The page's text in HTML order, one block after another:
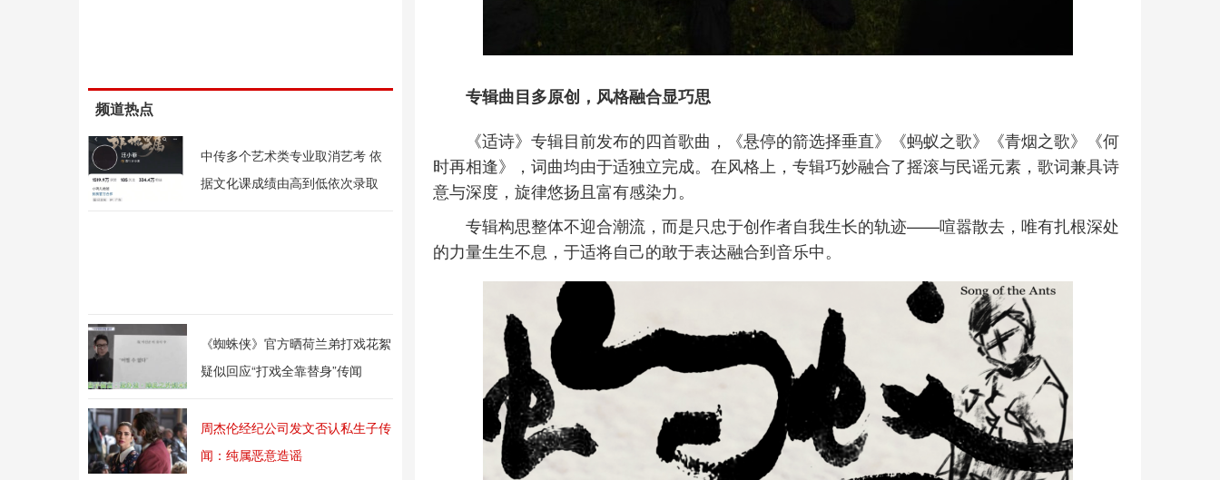
频道热点
中传多个艺术类专业取消艺考 依
据文化课成绩由高到低依次录取
《蜘蛛侠》官方晒荷兰弟打戏花絮
疑似回应“打戏全靠替身”传闻
周杰伦经纪公司发文否认私生子传
闻：纯属恶意造谣
专辑曲目多原创，风格融合显巧思
《适诗》专辑目前发布的四首歌曲，《悬停的箭选择垂直》《蚂蚁之歌》《青烟之歌》《何
时再相逢》，词曲均由于适独立完成。在风格上，专辑巧妙融合了摇滚与民谣元素，歌词兼具诗
意与深度，旋律悠扬且富有感染力。
专辑构思整体不迎合潮流，而是只忠于创作者自我生长的轨迹——喧嚣散去，唯有扎根深处
的力量生生不息，于适将自己的敢于表达融合到音乐中。